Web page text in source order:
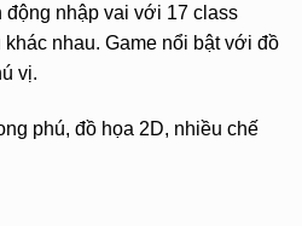
động nhập vai với 17 class
nhau. Game nổi bật với đồ
vị.
phú, đồ họa 2D, nhiều chế